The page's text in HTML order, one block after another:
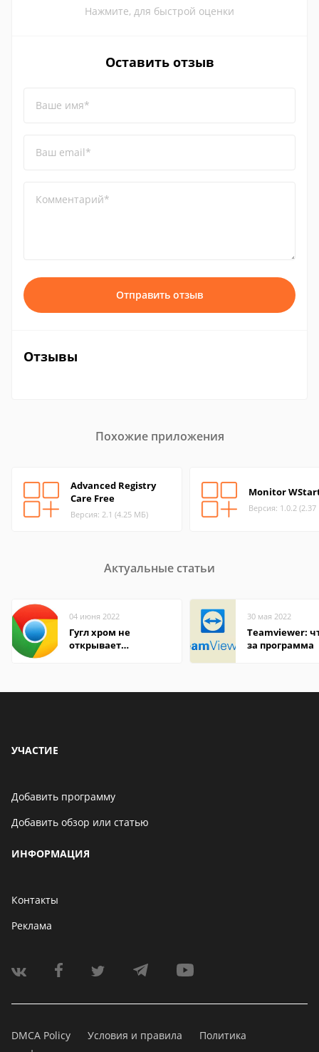
Нажмите, для быстрой оценки
Оставить отзыв
Ваше имя*
Ваш email*
Комментарий*
Отправить отзыв
Отзывы
Похожие приложения
Advanced Registry
Care Free
Версия: 2.1 (4.25 МБ)
Monitor
Версия: 1.0.2
Актуальные статьи
04 июня 2022
Гугл хром не
открывает
30 мая 2022
Teamviewer:
за программа
УЧАСТИЕ
Добавить программу
Добавить обзор или статью
ИНФОРМАЦИЯ
Контакты
Реклама
DMCA Policy Условия и правила
Политика